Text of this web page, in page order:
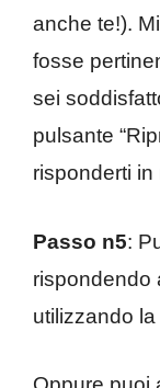
anche te!).
fosse
sei
pulsante
risponderti
Passo n5:
rispondendo
utilizzando